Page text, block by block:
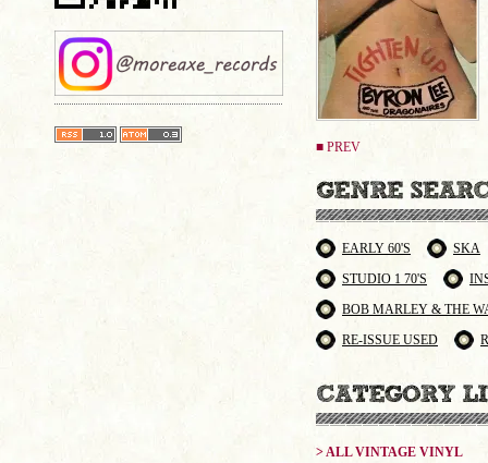
■ PREV
EARLY 60'S
SKA
STUDIO 1 70'S
BOB MARLEY & THE
RE-ISSUE USED
> ALL VINTAGE VINYL